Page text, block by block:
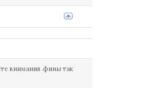
внимания .фины так